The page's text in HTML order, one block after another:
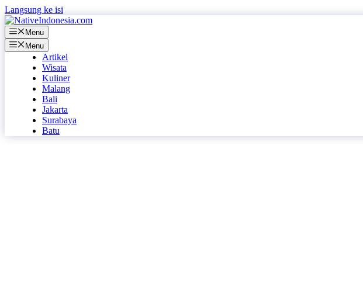
Langsung ke isi
Menu
Menu
Artikel
Wisata
Kuliner
Malang
Bali
Jakarta
Surabaya
Batu